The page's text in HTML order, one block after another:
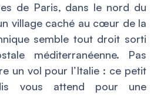
de Paris, dans le nord du
village caché au cœur de la
semble tout droit sorti
méditerranéenne. Pas
un vol pour l’Italie : ce petit
vous attend pour une